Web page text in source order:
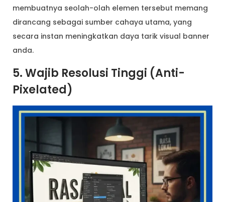
membuatnya seolah-olah elemen tersebut memang
dirancang sebagai sumber cahaya utama, yang
secara instan meningkatkan daya tarik visual banner
anda.
5. Wajib Resolusi Tinggi (Anti-
Pixelated)